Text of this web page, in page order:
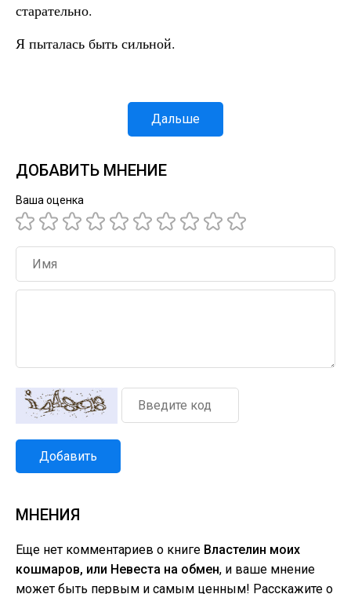
старательно.
Я пыталась быть сильной.
Дальше
ДОБАВИТЬ МНЕНИЕ
Ваша оценка
Добавить
МНЕНИЯ
Еще нет комментариев о книге Властелин моих
кошмаров, или Невеста на обмен, и ваше мнение
может быть первым и самым ценным! Расскажите о